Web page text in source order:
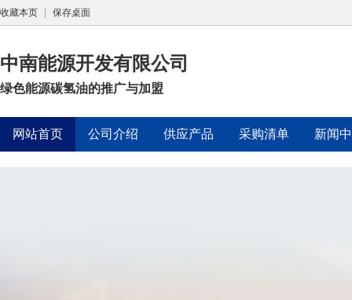
收藏本页 保存桌面
中南能源开发有限公司
绿色能源碳氢油的推广与加盟
网站首页 公司介绍 供应产品 采购清单 新闻